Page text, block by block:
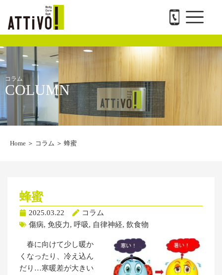
キ
ッ
プ
メ
ニ
ュ
ー
コラム
COLUMN
Home ＞ コラム ＞ 蜂蜜
蜂蜜
2025.03.22
コラム
傷病, 免疫力, 呼吸, 自律神経, 飲食物
春に向けて少し暖か
くなったり、冷え込ん
だり…寒暖差が大きい